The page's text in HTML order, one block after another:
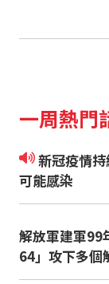
一周熱門
新冠疫情持續飆升 常見八大症狀 沒發燒也
可能感染
解放軍建軍99
64」攻下多個